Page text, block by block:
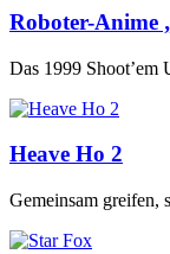
Roboter-Anime
Das 1999 Shoot’em
Heave Ho 2
Gemeinsam greifen,